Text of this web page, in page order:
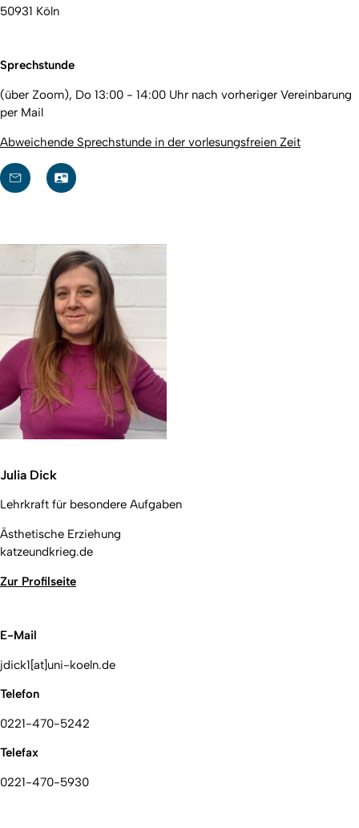
50931 Köln
Sprechstunde
(über Zoom), Do 13:00 - 14:00 Uhr nach vorheriger Vereinbarung
per Mail
Abweichende Sprechstunde in der vorlesungsfreien Zeit
Julia Dick
Lehrkraft für besondere Aufgaben
Ästhetische Erziehung
katzeundkrieg.de
Zur Profilseite
E-Mail
jdick1[at]uni-koeln.de
Telefon
0221-470-5242
Telefax
0221-470-5930